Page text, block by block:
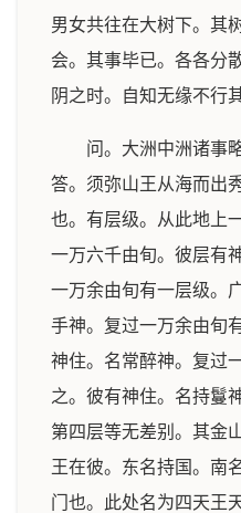
男女共往在大树下。其
会。其事毕已。各各分
阴之时。自知无缘不行
问。大洲中洲诸事
答。须弥山王从海而出
也。有层级。从此地上
一万六千由旬。彼层有
一万余由旬有一层级。
手神。复过一万余由旬
神住。名常醉神。复过
之。彼有神住。名持鬘
第四层等无差别。其金
王在彼。东名持国。南
门也。此处名为四天王